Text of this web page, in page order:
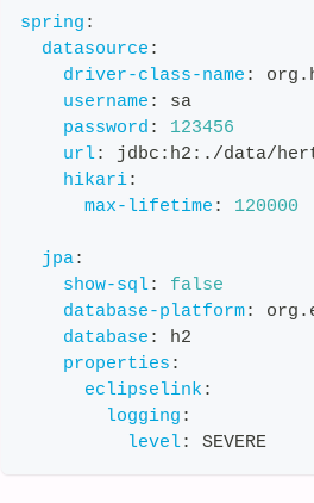
spring :
datasource :
driver-class-name :
username :
sa
password :
123456
url: jdbc : h2 : ./data/
hikari:
max-lifetime : 120000
jpa:
show-sql:
false
database-platform:
database :
h2
properties :
eclipselink :
logging :
level: SEVERE